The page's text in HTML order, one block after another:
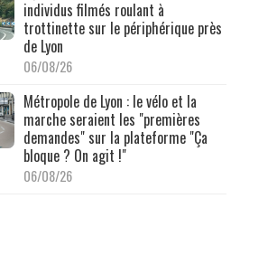
individus filmés roulant à
trottinette sur le périphérique près
de Lyon
06/08/26
Métropole de Lyon : le vélo et la
marche seraient les "premières
demandes" sur la plateforme "Ça
bloque ? On agit !"
06/08/26